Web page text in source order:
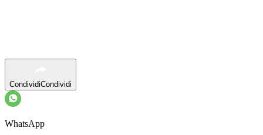
CondividiCondividi
WhatsApp